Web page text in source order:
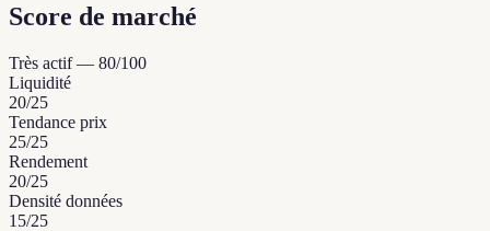
Score de marché
Très actif— 80/100
Liquidité
20/25
Tendance prix
25/25
Rendement
20/25
Densité données
15/25